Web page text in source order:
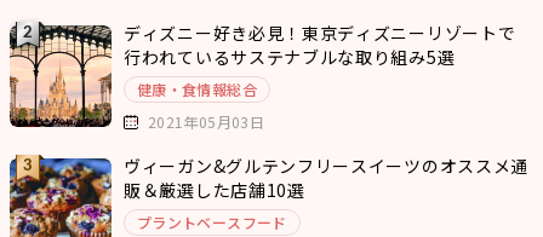
ディズニー好き必見！東京ディズニーリゾートで
行われているサステナブルな取り組み5選
健康・食情報総合
2021年05月03日
ヴィーガン&グルテンフリースイーツのオススメ通
販＆厳選した店舗10選
プラントベースフード